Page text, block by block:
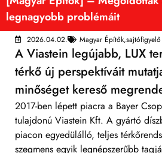
legnagyobb problémáit
2026.04.02. Magyar Építők,sajtófigyelő
A Viastein legújabb, LUX
térkő új perspektíváit
minőséget kereső
2017-ben lépett piacra a Bayer
tulajdonú Viastein Kft. A gyártó
piacon egyedülálló, teljes
szegmens egyik legnépszerűbb